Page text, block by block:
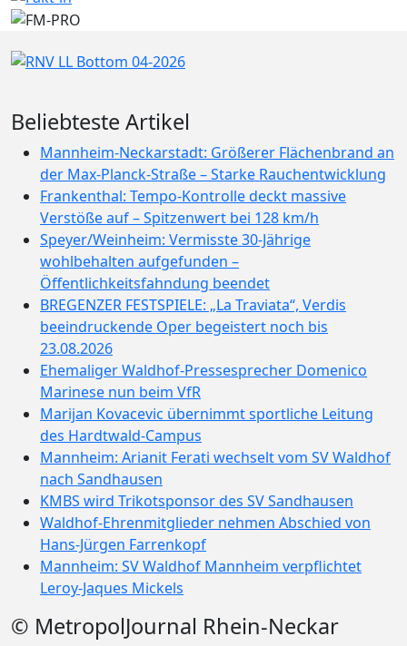
Beliebteste Artikel
Mannheim-Neckarstadt: Größerer Flächenbrand an
der Max-Planck-Straße – Starke Rauchentwicklung
Frankenthal: Tempo-Kontrolle deckt massive
Verstöße auf – Spitzenwert bei 128 km/h
Speyer/Weinheim: Vermisste 30-Jährige
wohlbehalten aufgefunden –
Öffentlichkeitsfahndung beendet
BREGENZER FESTSPIELE: „La Traviata“, Verdis
beeindruckende Oper begeistert noch bis
23.08.2026
Ehemaliger Waldhof-Pressesprecher Domenico
Marinese nun beim VfR
Marijan Kovacevic übernimmt sportliche Leitung
des Hardtwald-Campus
Mannheim: Arianit Ferati wechselt vom SV Waldhof
nach Sandhausen
KMBS wird Trikotsponsor des SV Sandhausen
Waldhof-Ehrenmitglieder nehmen Abschied von
Hans-Jürgen Farrenkopf
Mannheim: SV Waldhof Mannheim verpflichtet
Leroy-Jaques Mickels
© MetropolJournal Rhein-Neckar